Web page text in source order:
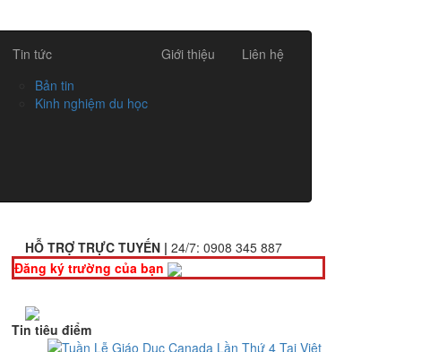
Tin tức
Bản tin
Kinh nghiệm du học
Giới thiệu Liên hệ
HỖ TRỢ TRỰC TUYẾN | 24/7: 0908 345 887
Đăng ký trường của bạn
Tin tiêu điểm